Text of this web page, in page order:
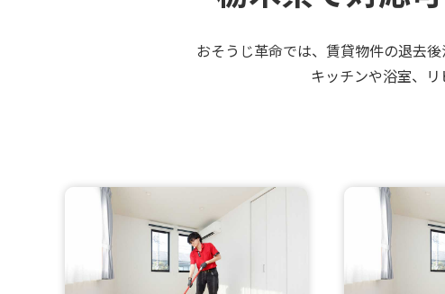
おそうじ革命では、賃貸物件の退去
キッチンや浴室、